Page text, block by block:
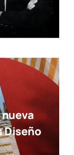
Diseño